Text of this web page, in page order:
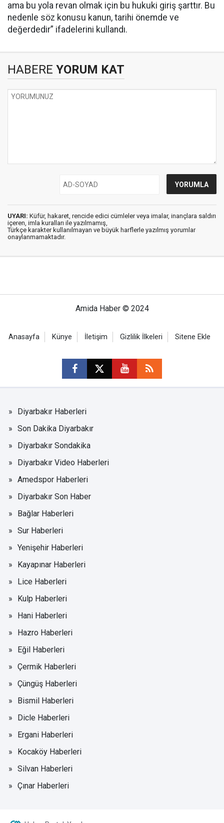
ama bu yola revan olmak için bu hukuki giriş şarttır. Bu
nedenle söz konusu kanun, tarihi önemde ve
değerdedir” ifadelerini kullandı.
HABERE YORUM KAT
UYARI: Küfür, hakaret, rencide edici cümleler veya imalar, inançlara saldırı
içeren, imla kuralları ile yazılmamış,
Türkçe karakter kullanılmayan ve büyük harflerle yazılmış yorumlar
onaylanmamaktadır.
Amida Haber © 2024
Anasayfa Künye İletişim Gizlilik İlkeleri Sitene Ekle
Diyarbakır Haberleri
Son Dakika Diyarbakır
Diyarbakır Sondakika
Diyarbakır Video Haberleri
Amedspor Haberleri
Diyarbakır Son Haber
Bağlar Haberleri
Sur Haberleri
Yenişehir Haberleri
Kayapınar Haberleri
Lice Haberleri
Kulp Haberleri
Hani Haberleri
Hazro Haberleri
Eğil Haberleri
Çermik Haberleri
Çüngüş Haberleri
Bismil Haberleri
Dicle Haberleri
Ergani Haberleri
Kocaköy Haberleri
Silvan Haberleri
Çınar Haberleri